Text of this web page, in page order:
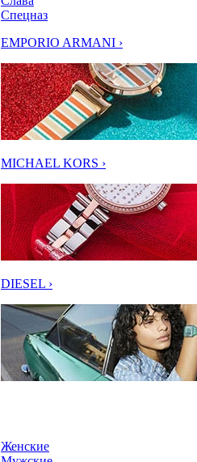
Спецназ
EMPORIO ARMANI ›
MICHAEL KORS ›
DIESEL ›
Женские